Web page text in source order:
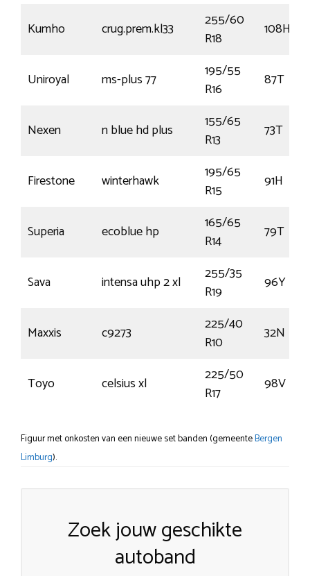
Kumho crug.prem.kl33
255/60
R18
108H
Uniroyal ms-plus 77
195/55
R16
87T
Nexen n blue hd plus
155/65
R13
73T
Firestone winterhawk
195/65
R15
91H
Superia ecoblue hp
165/65
R14
79T
Sava intensa uhp 2 xl
255/35
R19
96Y
Maxxis c9273
225/40
R10
32N
Toyo celsius xl
225/50
R17
98V
Figuur met onkosten van een nieuwe set banden (gemeenteBergen
Limburg).
Zoek jouw geschikte
autoband